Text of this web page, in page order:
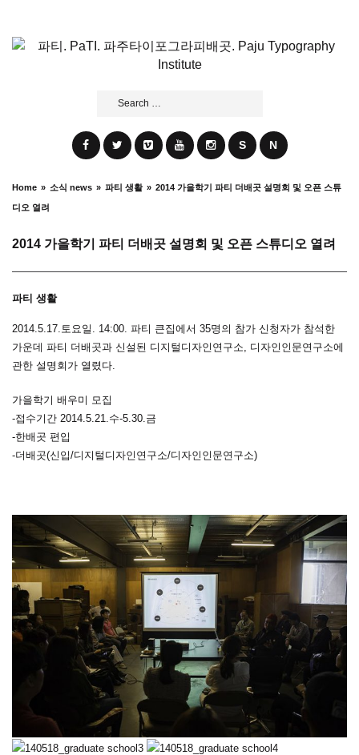
content
Search
S N
Home 소식 news 파티 생활 2014 가을학기 파티 더배곳 설명회 및 오픈 스튜
디오 열려
2014 가을학기 파티 더배곳 설명회 및 오픈 스튜디오 열려
파티 생활
2014.5.17.토요일. 14:00. 파티 큰집에서 35명의 참가 신청자가 참석한
가운데 파티 더배곳과 신설된 디지털디자인연구소, 디자인인문연구소에
관한 설명회가 열렸다.
가을학기 배우미 모집
-접수기간 2014.5.21.수-5.30.금
-한배곳 편입
-더배곳(신입/디지털디자인연구소/디자인인문연구소)